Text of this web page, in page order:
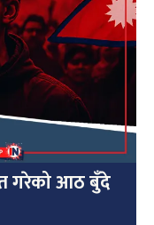
गरेको आठ बुँदे